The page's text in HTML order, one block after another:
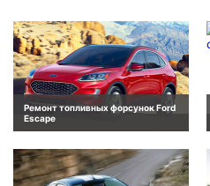
Ремонт топливных форсунок Ford
Escape